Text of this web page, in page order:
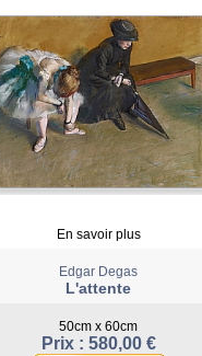
En savoir plus
Edgar Degas
L'attente
50cm x 60cm
Prix : 580,00 €